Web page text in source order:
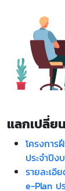
แลกเปลี่ย
โครงการ
ประจำปี
รายละเอี
e-Plan ป